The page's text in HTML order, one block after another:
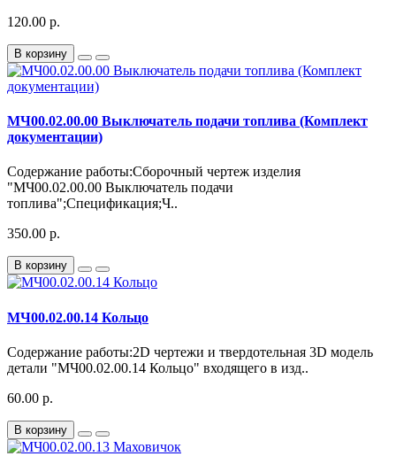
120.00 р.
В корзину
МЧ00.02.00.00 Выключатель подачи топлива (Комплект
документации)
Содержание работы:Сборочный чертеж изделия
"МЧ00.02.00.00 Выключатель подачи
топлива";Спецификация;Ч..
350.00 р.
В корзину
МЧ00.02.00.14 Кольцо
Содержание работы:2D чертежи и твердотельная 3D модель
детали "МЧ00.02.00.14 Кольцо" входящего в изд..
60.00 р.
В корзину